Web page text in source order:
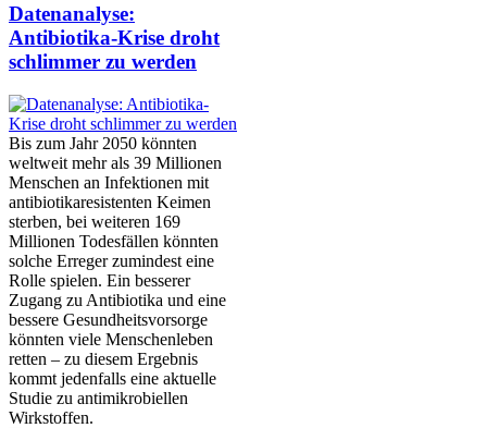
Datenanalyse:
Antibiotika-Krise droht
schlimmer zu werden
Bis zum Jahr 2050 könnten
weltweit mehr als 39 Millionen
Menschen an Infektionen mit
antibiotikaresistenten Keimen
sterben, bei weiteren 169
Millionen Todesfällen könnten
solche Erreger zumindest eine
Rolle spielen. Ein besserer
Zugang zu Antibiotika und eine
bessere Gesundheitsvorsorge
könnten viele Menschenleben
retten – zu diesem Ergebnis
kommt jedenfalls eine aktuelle
Studie zu antimikrobiellen
Wirkstoffen.